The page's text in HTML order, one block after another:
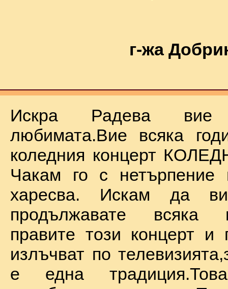
г-жа
Искра Радева
любимата.Вие всяка
коледния концерт
Чакам го с
харесва. Искам да
продължавате всяка
правите този концерт и
излъчват по
е една